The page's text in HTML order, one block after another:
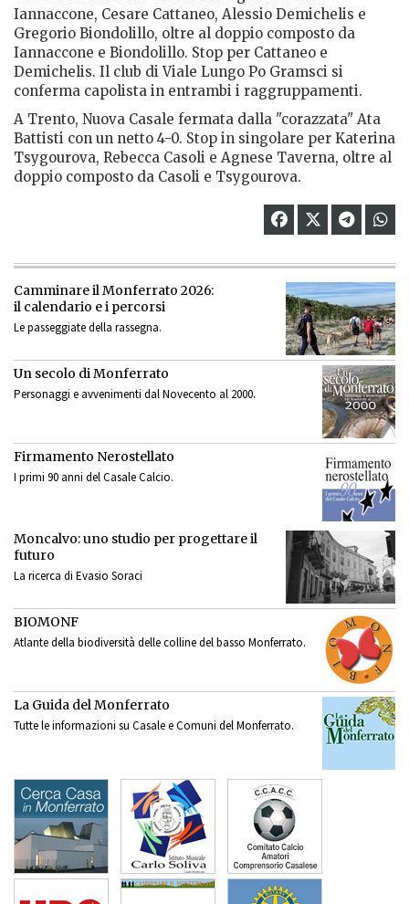
Iannaccone, Cesare Cattaneo, Alessio Demichelis e
Gregorio Biondolillo, oltre al doppio composto da
Iannaccone e Biondolillo. Stop per Cattaneo e
Demichelis. Il club di Viale Lungo Po Gramsci si
conferma capolista in entrambi i raggruppamenti.
A Trento, Nuova Casale fermata dalla "corazzata" Ata
Battisti con un netto 4-0. Stop in singolare per Katerina
Tsygourova, Rebecca Casoli e Agnese Taverna, oltre al
doppio composto da Casoli e Tsygourova.
Camminare il Monferrato 2026:
il calendario e i percorsi
Le passeggiate della rassegna.
Un secolo di Monferrato
Personaggi e avvenimenti dal Novecento al 2000.
Firmamento Nerostellato
I primi 90 anni del Casale Calcio.
Moncalvo: uno studio per progettare il
futuro
La ricerca di Evasio Soraci
BIOMONF
Atlante della biodiversità delle colline del basso Monferrato.
La Guida del Monferrato
Tutte le informazioni su Casale e Comuni del Monferrato.